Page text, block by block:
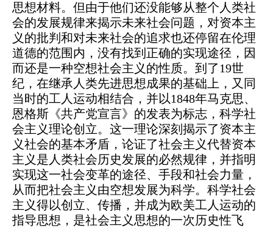
思想材料。但由于他们还没能够从整个人类社
会的发展规律来揭示未来社会问题，对资本主
义的批判和对未来社会的追求也还停留在伦理
道德的范围内，没有找到正确的实现途径，因
而还是一种空想社会主义的性质。到了19世
纪，在继承人类先进思想成果的基础上，又同
当时的工人运动相结合，并以1848年马克思、
恩格斯《共产党宣言》的发表为标志，科学社
会主义理论创立。这一理论深刻揭示了资本主
义社会的基本矛盾，论证了社会主义代替资本
主义是人类社会历史发展的必然规律，并指明
实现这一社会变革的途径、手段和社会力量，
从而把社会主义由空想发展为科学。科学社会
主义得以创立、传播，并成为欧美工人运动的
指导思想，是社会主义思想的一次历史性飞